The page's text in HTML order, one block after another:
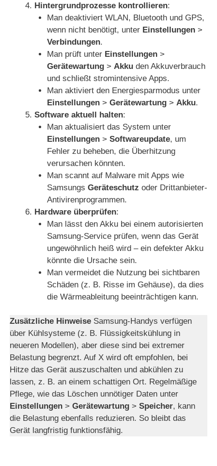
Hintergrundprozesse kontrollieren:
Man deaktiviert WLAN, Bluetooth und GPS,
wenn nicht benötigt, unter Einstellungen>
Verbindungen.
Man prüft unter Einstellungen>
Gerätewartung> Akkuden Akkuverbrauch
und schließt stromintensive Apps.
Man aktiviert den Energiesparmodus unter
Einstellungen> Gerätewartung> Akku.
Software aktuell halten:
Man aktualisiert das System unter
Einstellungen> Softwareupdate, um
Fehler zu beheben, die Überhitzung
verursachen könnten.
Man scannt auf Malware mit Apps wie
Samsungs Geräteschutz oder Drittanbieter-
Antivirenprogrammen.
Hardware überprüfen:
Man lässt den Akku bei einem autorisierten
Samsung-Service prüfen, wenn das Gerät
ungewöhnlich heiß wird – ein defekter Akku
könnte die Ursache sein.
Man vermeidet die Nutzung bei sichtbaren
Schäden (z. B. Risse im Gehäuse), da dies
die Wärmeableitung beeinträchtigen kann.
Zusätzliche Hinweise Samsung-Handys verfügen
über Kühlsysteme (z. B. Flüssigkeitskühlung in
neueren Modellen), aber diese sind bei extremer
Belastung begrenzt. Auf X wird oft empfohlen, bei
Hitze das Gerät auszuschalten und abkühlen zu
lassen, z. B. an einem schattigen Ort. Regelmäßige
Pflege, wie das Löschen unnötiger Daten unter
Einstellungen > Gerätewartung > Speicher, kann
die Belastung ebenfalls reduzieren. So bleibt das
Gerät langfristig funktionsfähig.